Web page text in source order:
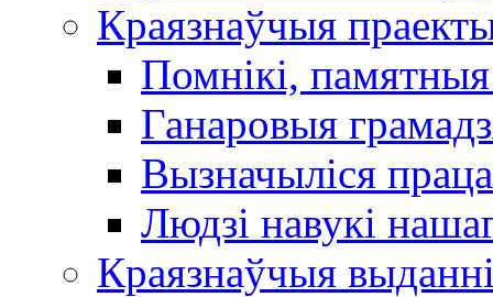
Краязнаўчыя
Помнікі,
Ганаровыя
Вызначыліся
Людзі навукі
Краязнаўчыя